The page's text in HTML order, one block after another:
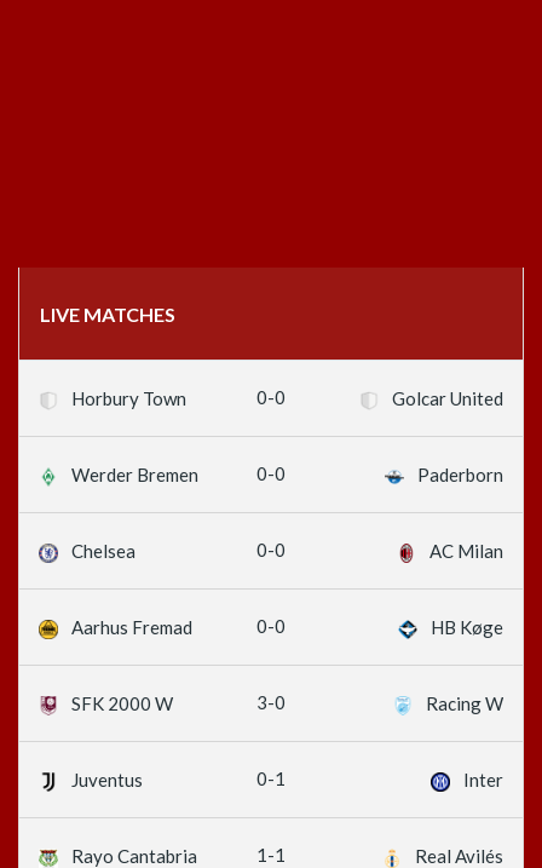
LIVE MATCHES
Horbury Town 0-0 Golcar United
Werder Bremen 0-0 Paderborn
Chelsea 0-0 AC Milan
Aarhus Fremad 0-0 HB Køge
SFK 2000 W 3-0 Racing W
Juventus 0-1 Inter
Rayo Cantabria 1-1 Real Avilés